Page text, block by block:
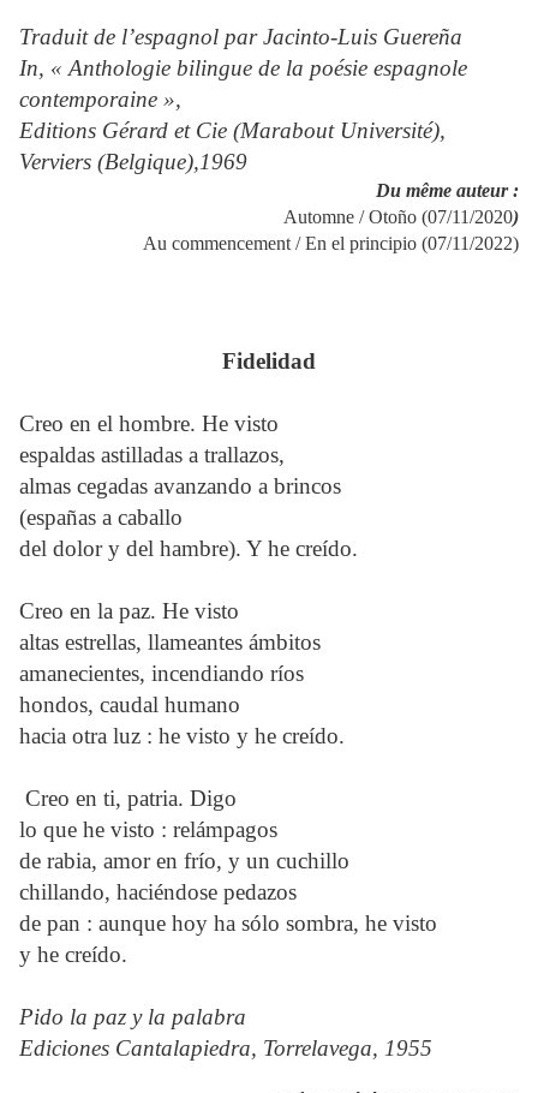
Traduit de l’espagnol par Jacinto-Luis Guereña
In, « Anthologie bilingue de la poésie espagnole
contemporaine »,
Editions Gérard et Cie (Marabout Université),
Verviers (Belgique),1969
Du même auteur :
Automne / Otoño (07/11/2020)
Au commencement / En el principio (07/11/2022)
Fidelidad
Creo en el hombre. He visto
espaldas astilladas a trallazos,
almas cegadas avanzando a brincos
(españas a caballo
del dolor y del hambre). Y he creído.
Creo en la paz. He visto
altas estrellas, llameantes ámbitos
amanecientes, incendiando ríos
hondos, caudal humano
hacia otra luz : he visto y he creído.
Creo en ti, patria. Digo
lo que he visto : relámpagos
de rabia, amor en frío, y un cuchillo
chillando, haciéndose pedazos
de pan : aunque hoy ha sólo sombra, he visto
y he creído.
Pido la paz y la palabra
Ediciones Cantalapiedra, Torrelavega, 1955